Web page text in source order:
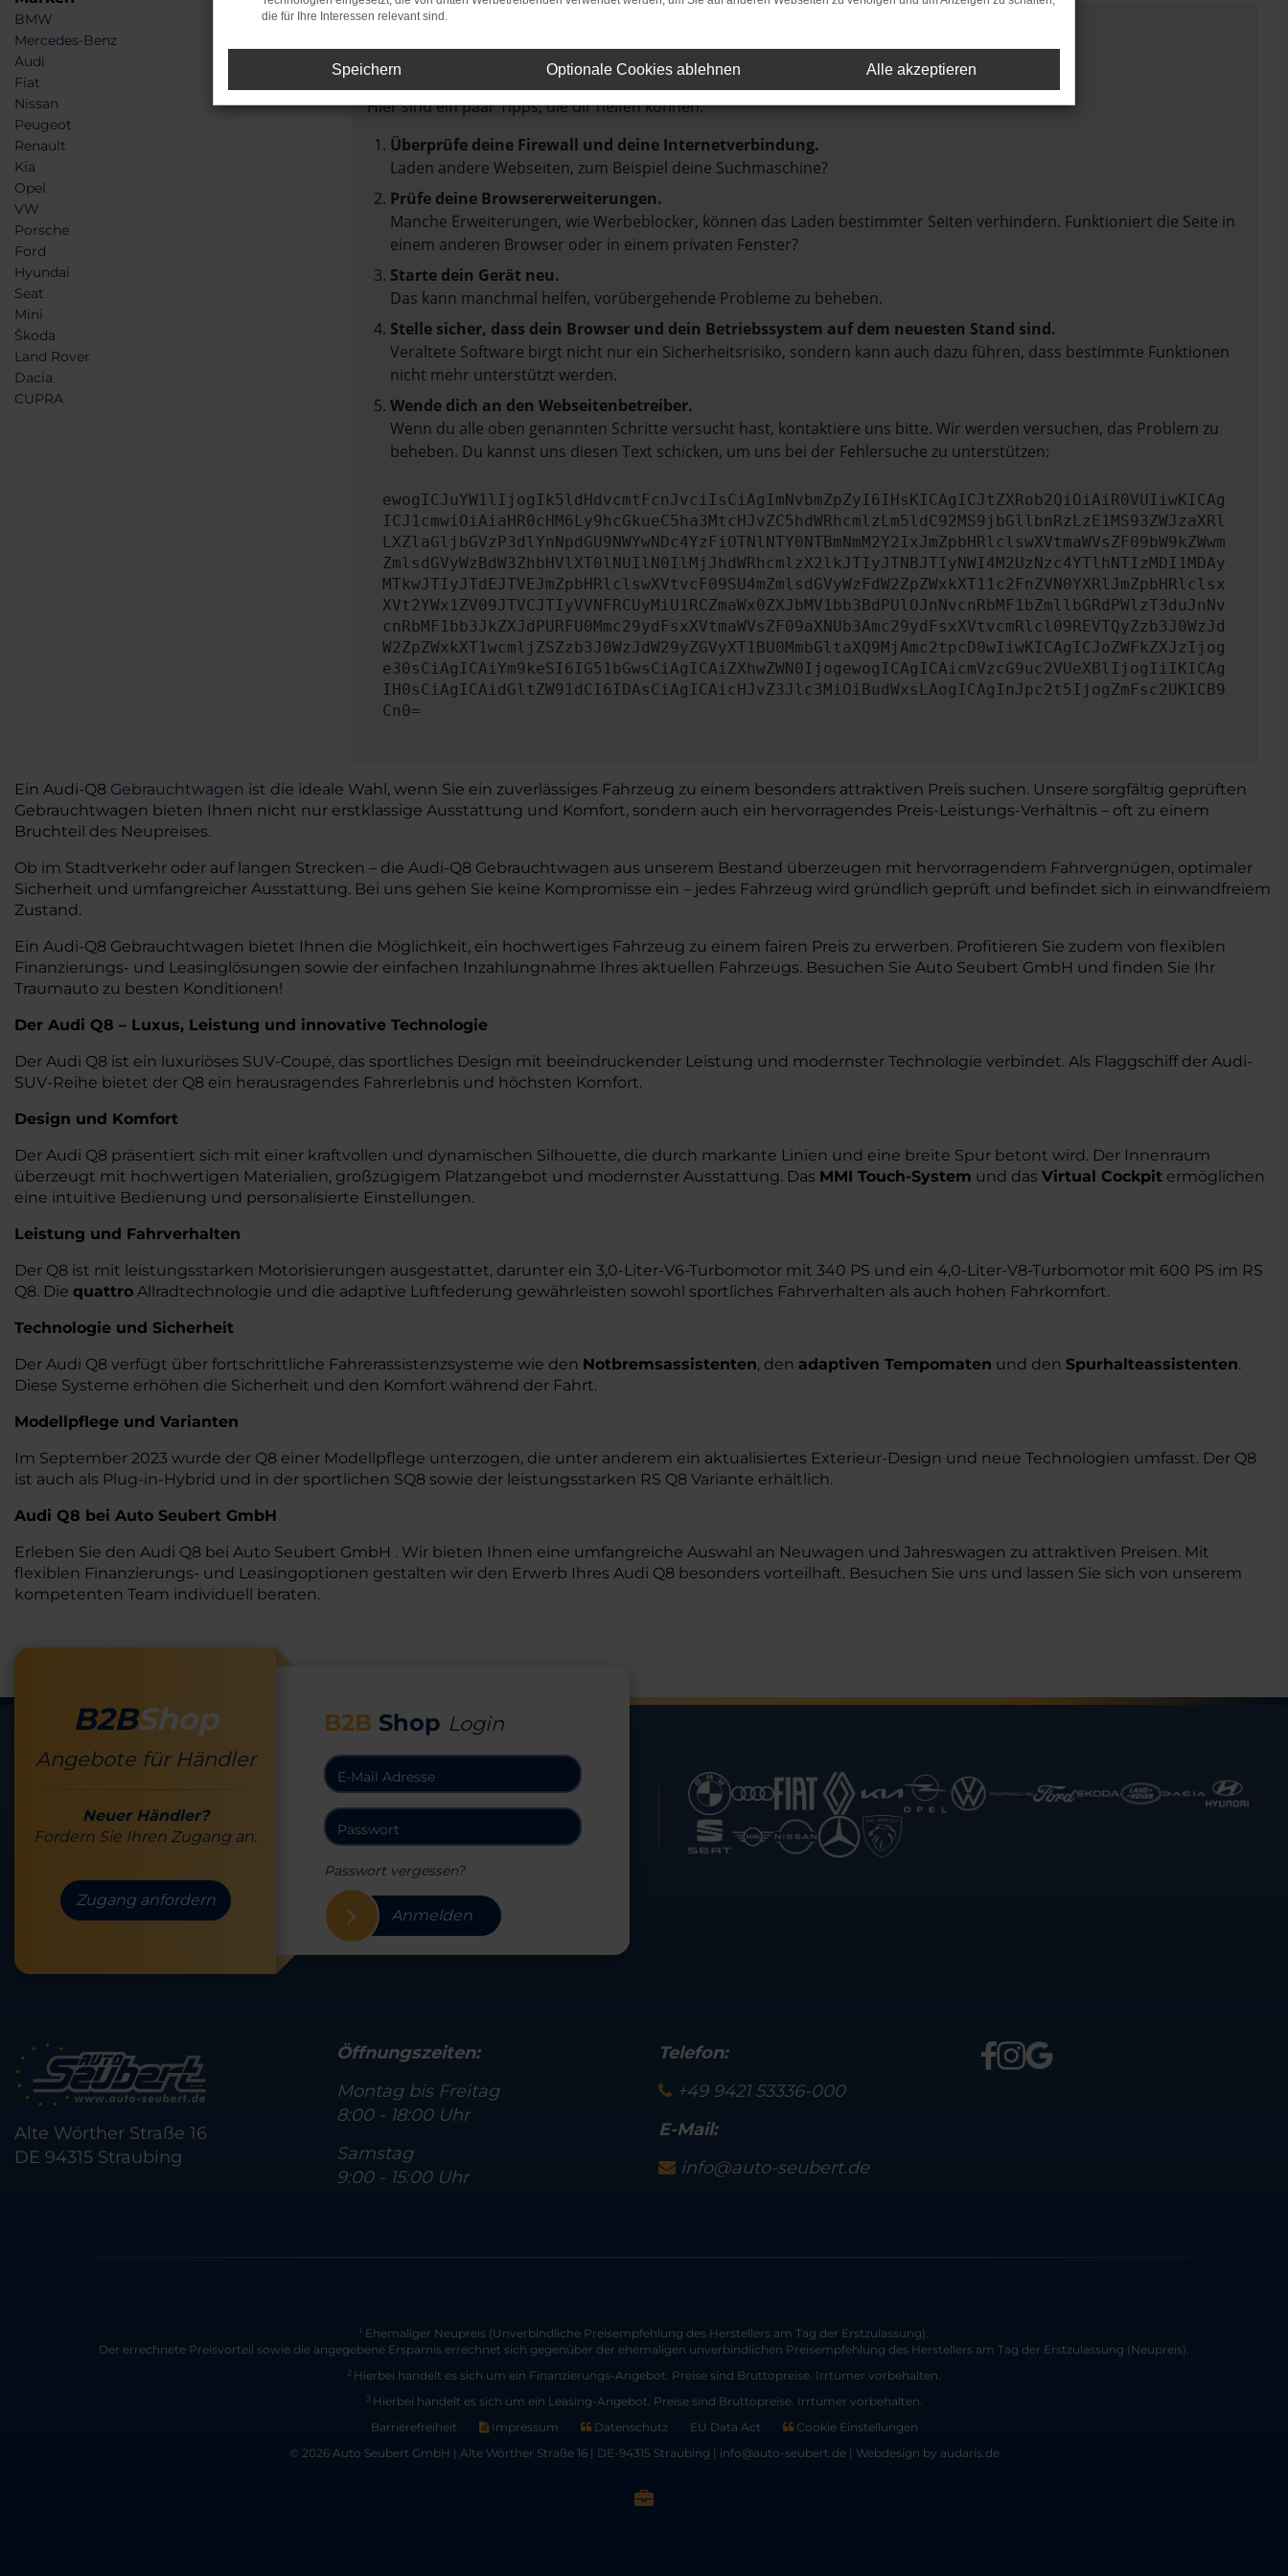
BMW
Mercedes-Benz
Audi
Fiat
Nissan
Peugeot
Renault
Kia
Opel
VW
Porsche
Ford
Hyundai
Seat
Mini
Škoda
Land Rover
Dacia
CUPRA
Beim Laden ist ein Fehler aufgetreten.
Hier sind ein paar Tipps, die dir helfen können:
Überprüfe deine Firewall und deine Internetverbindung.
Laden andere Webseiten, zum Beispiel deine Suchmaschine?
Prüfe deine Browsererweiterungen.
Manche Erweiterungen, wie Werbeblocker, können das Laden bestimmter Seiten verhindern. Funktioniert die Seite in
einem anderen Browser oder in einem privaten Fenster?
Starte dein Gerät neu.
Das kann manchmal helfen, vorübergehende Probleme zu beheben.
Stelle sicher, dass dein Browser und dein Betriebssystem auf dem neuesten Stand sind.
Veraltete Software birgt nicht nur ein Sicherheitsrisiko, sondern kann auch dazu führen, dass bestimmte Funktionen
nicht mehr unterstützt werden.
Wende dich an den Webseitenbetreiber.
Wenn du alle oben genannten Schritte versucht hast, kontaktiere uns bitte. Wir werden versuchen, das Problem zu
beheben. Du kannst uns diesen Text schicken, um uns bei der Fehlersuche zu unterstützen:
ewogICJuYW1lIjogIk5ldHdvcmtFcnJvciIsCiAgImNvbmZpZyI6IHsKICAgICJtZXRob2QiOiAiR0VUIiwKICAg
ICJ1cmwiOiAiaHR0cHM6Ly9hcGkueC5ha3MtcHJvZC5hdWRhcmlzLm5ldC92MS9jbGllbnRzLzE1MS93ZWJzaXRl
LXZlaGljbGVzP3dlYnNpdGU9NWYwNDc4YzFiOTNlNTY0NTBmNmM2Y2IxJmZpbHRlclswXVtmaWVsZF09bW9kZWwm
ZmlsdGVyWzBdW3ZhbHVlXT0lNUIlN0IlMjJhdWRhcmlzX2lkJTIyJTNBJTIyNWI4M2UzNzc4YTlhNTIzMDI1MDAy
MTkwJTIyJTdEJTVEJmZpbHRlclswXVtvcF09SU4mZmlsdGVyWzFdW2ZpZWxkXT11c2FnZVN0YXRlJmZpbHRlclsx
XVt2YWx1ZV09JTVCJTIyVVNFRCUyMiU1RCZmaWx0ZXJbMV1bb3BdPUlOJnNvcnRbMF1bZmllbGRdPWlzT3duJnNv
cnRbMF1bb3JkZXJdPURFU0Mmc29ydFsxXVtmaWVsZF09aXNUb3Amc29ydFsxXVtvcmRlcl09REVTQyZzb3J0WzJd
W2ZpZWxkXT1wcmljZSZzb3J0WzJdW29yZGVyXT1BU0MmbGltaXQ9MjAmc2tpcD0wIiwKICAgICJoZWFkZXJzIjog
e30sCiAgICAiYm9keSI6IG51bGwsCiAgICAiZXhwZWN0IjogewogICAgICAicmVzcG9uc2VUeXBlIjogIiIKICAg
IH0sCiAgICAidGltZW91dCI6IDAsCiAgICAicHJvZ3Jlc3MiOiBudWxsLAogICAgInJpc2t5IjogZmFsc2UKICB9
Cn0=
Ein Audi-Q8 Gebrauchtwagen ist die ideale Wahl, wenn Sie ein zuverlässiges Fahrzeug zu einem besonders attraktiven Preis suchen. Unsere sorgfältig geprüften
Gebrauchtwagen bieten Ihnen nicht nur erstklassige Ausstattung und Komfort, sondern auch ein hervorragendes Preis-Leistungs-Verhältnis – oft zu einem
Bruchteil des Neupreises.
Ob im Stadtverkehr oder auf langen Strecken – die Audi-Q8 Gebrauchtwagen aus unserem Bestand überzeugen mit hervorragendem Fahrvergnügen, optimaler
Sicherheit und umfangreicher Ausstattung. Bei uns gehen Sie keine Kompromisse ein – jedes Fahrzeug wird gründlich geprüft und befindet sich in einwandfreiem
Zustand.
Ein Audi-Q8 Gebrauchtwagen bietet Ihnen die Möglichkeit, ein hochwertiges Fahrzeug zu einem fairen Preis zu erwerben. Profitieren Sie zudem von flexiblen
Finanzierungs- und Leasinglösungen sowie der einfachen Inzahlungnahme Ihres aktuellen Fahrzeugs. Besuchen Sie Auto Seubert GmbH und finden Sie Ihr
Traumauto zu besten Konditionen!
Der Audi Q8 – Luxus, Leistung und innovative Technologie
Der Audi Q8 ist ein luxuriöses SUV-Coupé, das sportliches Design mit beeindruckender Leistung und modernster Technologie verbindet. Als Flaggschiff der Audi-
SUV-Reihe bietet der Q8 ein herausragendes Fahrerlebnis und höchsten Komfort.
Design und Komfort
Der Audi Q8 präsentiert sich mit einer kraftvollen und dynamischen Silhouette, die durch markante Linien und eine breite Spur betont wird. Der Innenraum
überzeugt mit hochwertigen Materialien, großzügigem Platzangebot und modernster Ausstattung. Das MMI Touch-System und das Virtual Cockpit ermöglichen
eine intuitive Bedienung und personalisierte Einstellungen.
Leistung und Fahrverhalten
Der Q8 ist mit leistungsstarken Motorisierungen ausgestattet, darunter ein 3,0-Liter-V6-Turbomotor mit 340 PS und ein 4,0-Liter-V8-Turbomotor mit 600 PS im RS
Q8. Die quattro Allradtechnologie und die adaptive Luftfederung gewährleisten sowohl sportliches Fahrverhalten als auch hohen Fahrkomfort.
Technologie und Sicherheit
Der Audi Q8 verfügt über fortschrittliche Fahrerassistenzsysteme wie den Notbremsassistenten, den adaptiven Tempomaten und den Spurhalteassistenten.
Diese Systeme erhöhen die Sicherheit und den Komfort während der Fahrt.
Modellpflege und Varianten
Im September 2023 wurde der Q8 einer Modellpflege unterzogen, die unter anderem ein aktualisiertes Exterieur-Design und neue Technologien umfasst. Der Q8
ist auch als Plug-in-Hybrid und in der sportlichen SQ8 sowie der leistungsstarken RS Q8 Variante erhältlich.
Audi Q8 bei Auto Seubert GmbH
Erleben Sie den Audi Q8 bei Auto Seubert GmbH . Wir bieten Ihnen eine umfangreiche Auswahl an Neuwagen und Jahreswagen zu attraktiven Preisen. Mit
flexiblen Finanzierungs- und Leasingoptionen gestalten wir den Erwerb Ihres Audi Q8 besonders vorteilhaft. Besuchen Sie uns und lassen Sie sich von unserem
kompetenten Team individuell beraten.
B2BShop
Angebote für Händler
Neuer Händler?
Fordern Sie Ihren Zugang an.
Zugang anfordern
B2B Shop Login
Passwort vergessen?
Anmelden
Alte Wörther Straße 16
DE 94315 Straubing
Öffnungszeiten:
Montag bis Freitag
8:00 - 18:00 Uhr
Samstag
9:00 - 15:00 Uhr
Telefon:
+49 9421 53336-000
E-Mail:
info@auto-seubert.de
1 Ehemaliger Neupreis (Unverbindliche Preisempfehlung des Herstellers am Tag der Erstzulassung).
Der errechnete Preisvorteil sowie die angegebene Ersparnis errechnet sich gegenüber der ehemaligen unverbindlichen Preisempfehlung des Herstellers am Tag der Erstzulassung (Neupreis).
2 Hierbei handelt es sich um ein Finanzierungs-Angebot. Preise sind Bruttopreise. Irrtümer vorbehalten.
3 Hierbei handelt es sich um ein Leasing-Angebot. Preise sind Bruttopreise. Irrtümer vorbehalten.
Barrierefreiheit
Impressum Datenschutz EU Data Act
Cookie Einstellungen
© 2026 Auto Seubert GmbH | Alte Wörther Straße 16 | DE-94315 Straubing | info@auto-seubert.de | Webdesign by audaris.de
die für Ihre Interessen relevant sind.
Speichern Optionale Cookies ablehnen Alle akzeptieren